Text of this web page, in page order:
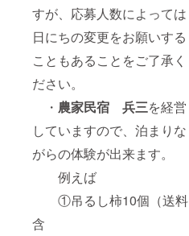
すが、応募人数によっては
日にちの変更をお願いする
こともあることをご了承く
ださい。
・ 農家民宿 兵三を経営
していますので、泊まりな
がらの体験が出来ます。
例えば
①吊るし柿10個（送料
含